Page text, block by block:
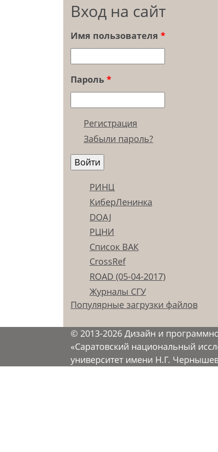
Вход на сайт
Имя пользователя *
Пароль *
Регистрация
Забыли пароль?
РИНЦ
КиберЛенинка
DOAJ
РЦНИ
Список ВАК
CrossRef
ROAD (05-04-2017)
Журналы СГУ
Популярные загрузки файлов
© 2013-2026 Дизайн и
«Саратовский национальный
университет имени Н.Г.